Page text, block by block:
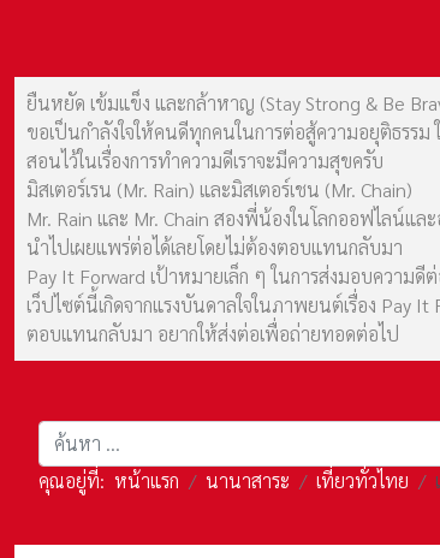
ยืนหยัด เข้มแข็ง และกล้าหาญ (Stay Strong & Be
ขอเป็นกำลังใจให้คนดีทุกคนในการต่อสู้ความอยุติธร
สอนไว้ในเรื่องการทำความดีเราจะมีความสุขครับ
มิสเตอร์เรน (Mr. Rain) และมิสเตอร์เชน (Mr. Chain)
Mr. Rain และ Mr. Chain สองพี่น้องในโลกออฟไลน์แล
นำไปเผยแพร่ต่อได้เลยโดยไม่ต้องตอบแทนกลับมา
Pay It Forward เป้าหมายเล็ก ๆ ในการส่งมอบความดี
เว็ปไซต์นี้เกิดจากแรงบันดาลใจในภาพยนต์เรื่อง Pay
ตอบแทนกลับมา อยากให้ส่งต่อเพื่อถ่ายทอดต่อไป
การค้นหา
คุณอยู่ที่: หน้าแรก นานาสาระ เที่ยวทั่วไทย